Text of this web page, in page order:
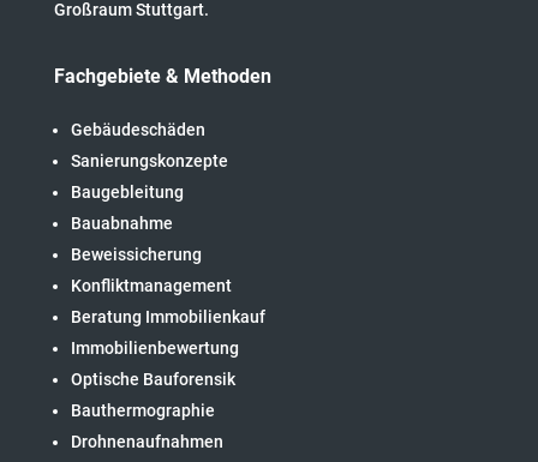
Großraum Stuttgart.
Fachgebiete & Methoden
Gebäudeschäden
Sanierungskonzepte
Baugebleitung
Bauabnahme
Beweissicherung
Konfliktmanagement
Beratung Immobilienkauf
Immobilienbewertung
Optische Bauforensik
Bauthermographie
Drohnenaufnahmen